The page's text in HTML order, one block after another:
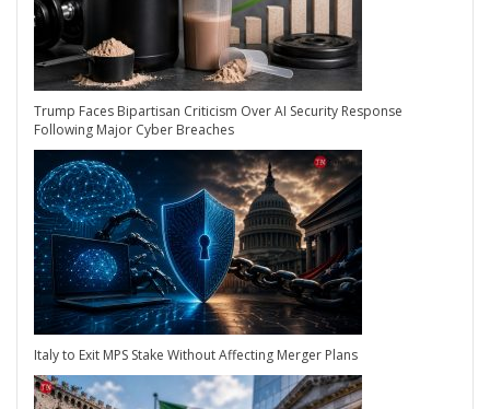
Trump Faces Bipartisan Criticism Over AI Security Response
Following Major Cyber Breaches
Italy to Exit MPS Stake Without Affecting Merger Plans